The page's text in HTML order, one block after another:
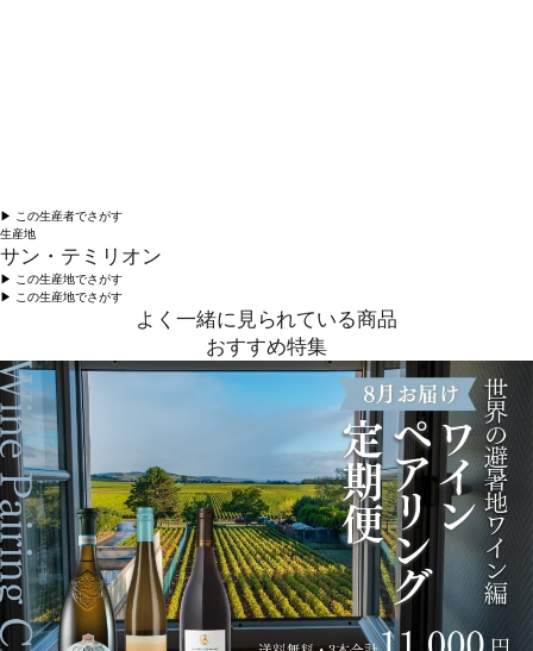
▶︎ この生産者でさがす
生産地
サン・テミリオン
▶︎ この生産地でさがす
▶︎ この生産地でさがす
よく一緒に見られている商品
おすすめ特集